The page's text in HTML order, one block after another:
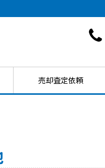
売却査定依頼